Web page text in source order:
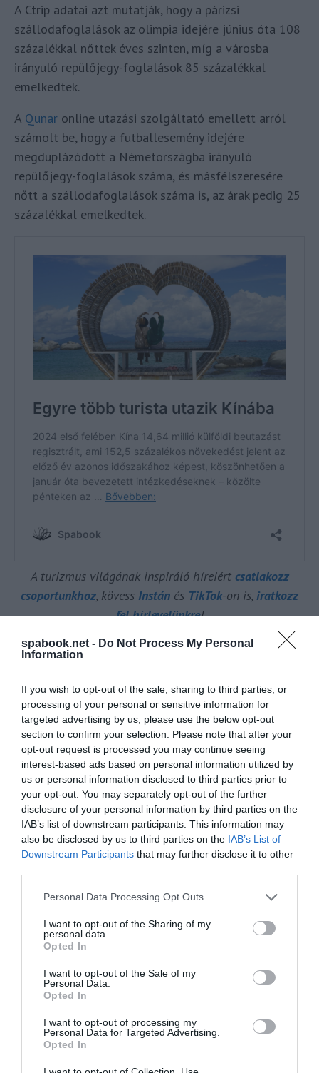
spabook.net - Do Not Process My Personal
Information
If you wish to opt-out of the sale, sharing to third parties, or
processing of your personal or sensitive information for
targeted advertising by us, please use the below opt-out
section to confirm your selection. Please note that after your
opt-out request is processed you may continue seeing
interest-based ads based on personal information utilized by
us or personal information disclosed to third parties prior to
your opt-out. You may separately opt-out of the further
disclosure of your personal information by third parties on the
IAB’s list of downstream participants. This information may
also be disclosed by us to third parties on the IAB’s List of
Downstream Participants that may further disclose it to other
Please note that this website/app uses one or more Google
not limited to your visit or usage behaviour. You may click to
grant or deny consent to Google and its third-party tags to
use your data for below specified purposes in below Google
consent section.
Personal Data Processing Opt Outs
I want to opt-out of the Sharing of my
personal data.
Opted In
I want to opt-out of the Sale of my
Personal Data.
Opted In
I want to opt-out of processing my
Personal Data for Targeted Advertising.
Opted In
A Ctrip adatai azt mutatják, hogy a párizsi
szállodafoglalások az olimpia idejére június óta 108
százalékkal nőttek éves szinten, míg a városba
irányuló repülőjegy-foglalások 85 százalékkal
emelkedtek.
A Qunar online utazási szolgáltató emellett arról
számolt be, hogy a futballesemény idejére
megduplázódott a Németországba irányuló
repülőjegy-foglalások száma, és másfélszeresére
nőtt a szállodafoglalások száma is, az árak pedig 25
százalékkal emelkedtek.
A turizmus világának inspiráló híreiért csatlakozz
csoportunkhoz, kövess Instán és TikTok-on is, iratkozz
fel hírlevelünkre!
A sportesemények más európai úti
turistákat
ATongcheng Travelszerint a kínai turisztikai
érdeklődés Párizs iránt nőtt a legnagyobb
mértékben, ezt követi Berlin, London, Madrid és
Athén. A platformon számoscsoportos utazási
csomag is elkelt, és különösen népszerűek az olyan
útvonalak, mint a Franciaország-Olaszország-Svájc
és a Hollandia-Belgium-Luxemburg-Franciaország.
lendítette fel, hanem más európai úti célok iránt is felkeltette
az érdeklődést.”
– mondta Cheng Chaogong, a Tongcheng Travel kutatója.
Egy másik érdekesség, hogy a Tongcheng Travel
adatai szerint a 2024-es nyári szünetben a
nemzetközi járatok 33,8 százalékát a gyermekes
utazócsoportok teszik ki, míg az idősebb utasokból